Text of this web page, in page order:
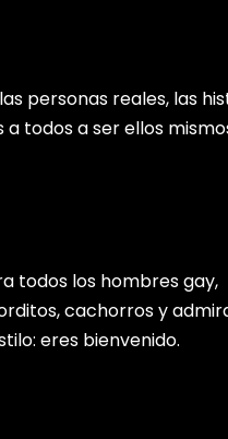
personas reales, las
todos a ser ellos
todos los hombres gay,
cachorros y
eres bienvenido.